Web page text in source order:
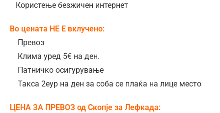
Jul 29
Jul 29 –
Aug 05
€589
Aug 05
– Aug
€589
Користење безжичен интернет
Во цената НЕ Е вклучено:
Превоз
Клима уред 5€ на ден.
Патничко осигурување
Такса 2еур на ден за соба се плаќа на лице место
ЦЕНА ЗА ПРЕВОЗ од Скопје за Лефкада: